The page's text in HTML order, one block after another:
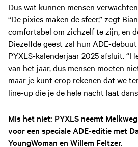
Dus wat kunnen mensen
“De pixies maken de sfeer,” zegt
comfortabel om zichzelf te zijn, en
Diezelfde geest zal hun ADE-
PYXLS-kalenderjaar 2025 afsluit.
van het jaar, dus mensen moeten
maar je kunt erop rekenen dat we
line-up die je de hele nacht laat
Mis het niet: PYXLS neemt
voor een speciale ADE-editie met
YoungWoman en Willem Feltzer.